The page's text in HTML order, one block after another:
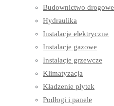
Budownictwo drogowe
Hydraulika
Instalacje elektryczne
Instalacje gazowe
Instalacje grzewcze
Klimatyzacja
Kładzenie płytek
Podłogi i panele